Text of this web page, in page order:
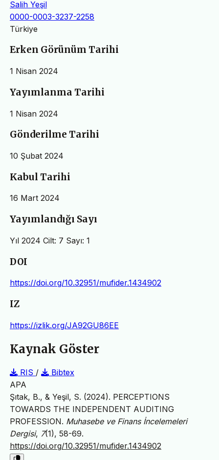
Salih Yeşil
0000-0003-3237-2258
Türkiye
Erken Görünüm Tarihi
1 Nisan 2024
Yayımlanma Tarihi
1 Nisan 2024
Gönderilme Tarihi
10 Şubat 2024
Kabul Tarihi
16 Mart 2024
Yayımlandığı Sayı
Yıl 2024 Cilt: 7 Sayı: 1
DOI
https://doi.org/10.32951/mufider.1434902
IZ
https://izlik.org/JA92GU86EE
Kaynak Göster
RIS /
Bibtex
APA
Şıtak, B., & Yeşil, S. (2024). PERCEPTIONS
TOWARDS THE INDEPENDENT AUDITING
PROFESSION. Muhasebe ve Finans İncelemeleri
Dergisi, 7(1), 58-69.
https://doi.org/10.32951/mufider.1434902